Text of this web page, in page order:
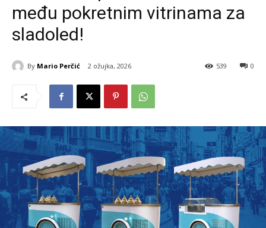
među pokretnim vitrinama za
sladoled!
By Mario Perčić 2 ožujka, 2026 0
539